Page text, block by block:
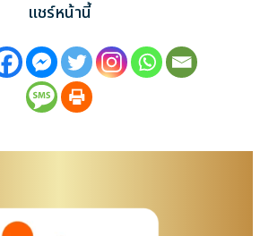
แชร์หน้านี้